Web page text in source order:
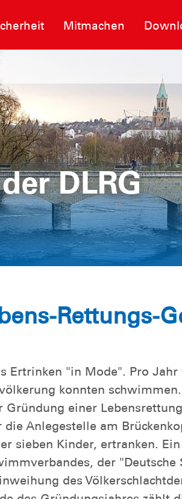
Mitmachen
DLRG
DLRG
Rettungs-
Ertrinken "in Mode". Pro
konnten
einer
Anlegestelle am
sieben Kinder, ertranken.
der
des